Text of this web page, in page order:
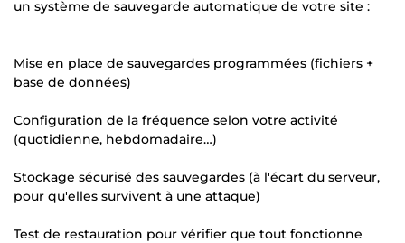
un système de sauvegarde automatique de votre site :
Mise en place de sauvegardes programmées (fichiers +
base de données)
Configuration de la fréquence selon votre activité
(quotidienne, hebdomadaire…)
Stockage sécurisé des sauvegardes (à l'écart du serveur,
pour qu'elles survivent à une attaque)
Test de restauration pour vérifier que tout fonctionne